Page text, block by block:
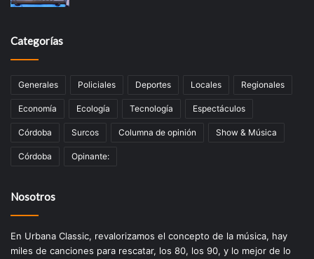
Categorías
Generales Policiales Deportes Locales Regionales
Economía Ecología Tecnologí­a Espectáculos
Córdoba Surcos Columna de opinión Show & Música
Córdoba Opinante:
Nosotros
En Urbana Classic, revalorizamos el concepto de la música, hay
miles de canciones para rescatar, los 80, los 90, y lo mejor de lo